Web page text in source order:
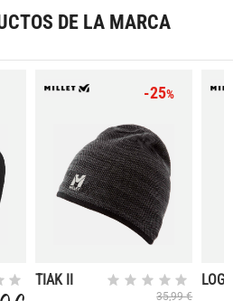
DE LA MARCA
-25%
TIAK II
35,99 €